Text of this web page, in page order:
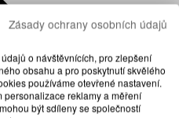
Zásady ochrany osobních údajů
o návštěvnících, pro zlepšení
obsahu a pro poskytnutí skvělého
používáme otevřené nastavení.
personalizace reklamy a měření
být sdíleny se společností